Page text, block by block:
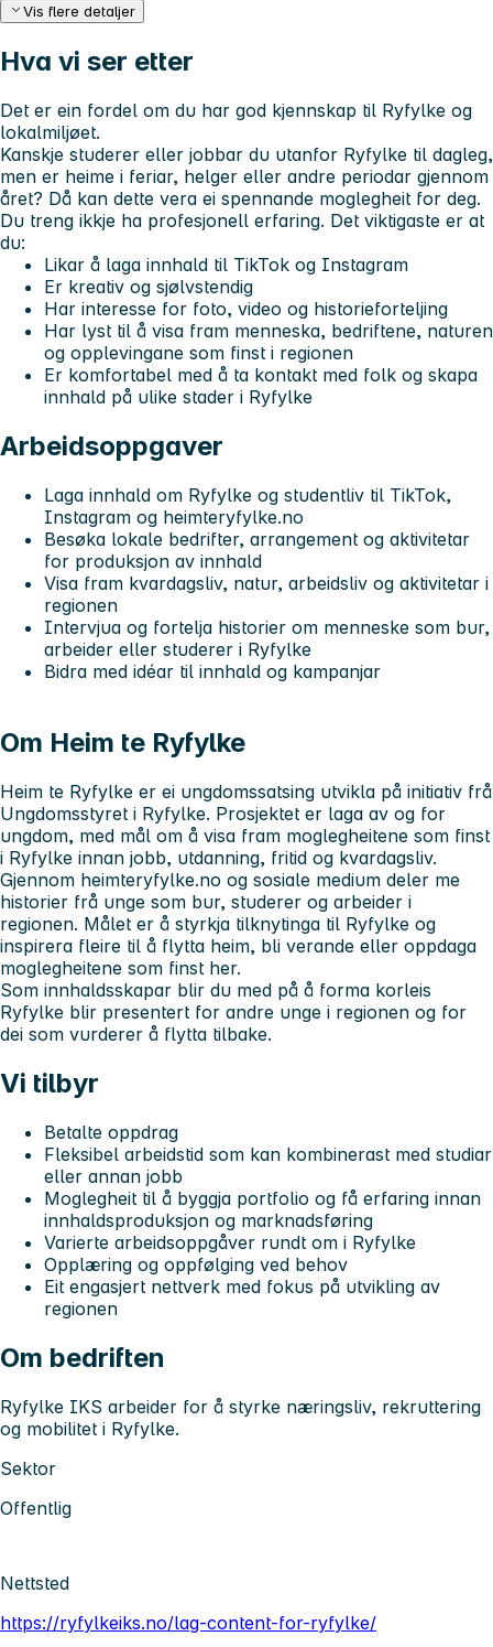
Vis flere detaljer
Hva vi ser etter
Det er ein fordel om du har god kjennskap til Ryfylke og
lokalmiljøet.
Kanskje studerer eller jobbar du utanfor Ryfylke til dagleg,
men er heime i feriar, helger eller andre periodar gjennom
året? Då kan dette vera ei spennande moglegheit for deg.
Du treng ikkje ha profesjonell erfaring. Det viktigaste er at
du:
Likar å laga innhald til TikTok og Instagram
Er kreativ og sjølvstendig
Har interesse for foto, video og historieforteljing
Har lyst til å visa fram menneska, bedriftene, naturen
og opplevingane som finst i regionen
Er komfortabel med å ta kontakt med folk og skapa
innhald på ulike stader i Ryfylke
Arbeidsoppgaver
Laga innhald om Ryfylke og studentliv til TikTok,
Instagram og heimteryfylke.no
Besøka lokale bedrifter, arrangement og aktivitetar
for produksjon av innhald
Visa fram kvardagsliv, natur, arbeidsliv og aktivitetar i
regionen
Intervjua og fortelja historier om menneske som bur,
arbeider eller studerer i Ryfylke
Bidra med idéar til innhald og kampanjar
Om Heim te Ryfylke
Heim te Ryfylke er ei ungdomssatsing utvikla på initiativ frå
Ungdomsstyret i Ryfylke. Prosjektet er laga av og for
ungdom, med mål om å visa fram moglegheitene som finst
i Ryfylke innan jobb, utdanning, fritid og kvardagsliv.
Gjennom heimteryfylke.no og sosiale medium deler me
historier frå unge som bur, studerer og arbeider i
regionen. Målet er å styrkja tilknytinga til Ryfylke og
inspirera fleire til å flytta heim, bli verande eller oppdaga
moglegheitene som finst her.
Som innhaldsskapar blir du med på å forma korleis
Ryfylke blir presentert for andre unge i regionen og for
dei som vurderer å flytta tilbake.
Vi tilbyr
Betalte oppdrag
Fleksibel arbeidstid som kan kombinerast med studiar
eller annan jobb
Moglegheit til å byggja portfolio og få erfaring innan
innhaldsproduksjon og marknadsføring
Varierte arbeidsoppgåver rundt om i Ryfylke
Opplæring og oppfølging ved behov
Eit engasjert nettverk med fokus på utvikling av
regionen
Om bedriften
Ryfylke IKS arbeider for å styrke næringsliv, rekruttering
og mobilitet i Ryfylke.
Sektor
Offentlig
Nettsted
https://ryfylkeiks.no/lag-content-for-ryfylke/